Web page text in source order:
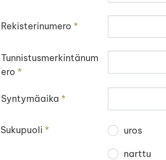
Rekisterinumero *
Tunnistusmerkintänum
ero *
Syntymäaika *
Sukupuoli * uros
narttu